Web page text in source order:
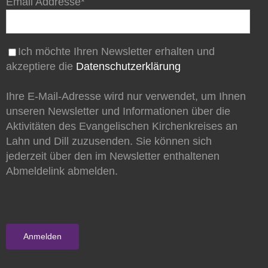
Ich möchte Ihren Newsletter erhalten und
akzeptiere die Datenschutzerklärung
Ihre E-Mail-Adresse wird nur verwendet, um Ihnen
unseren Newsletter und Informationen über die
Aktivitäten des Evangelischen Kirchenkreises an
Lahn und Dill zuzusenden. Sie können sich
jederzeit über den im Newsletter enthaltenen
Abmeldelink abmelden.